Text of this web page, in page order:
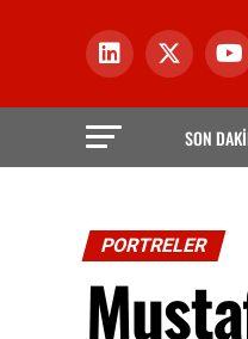
SON
PORTRELER